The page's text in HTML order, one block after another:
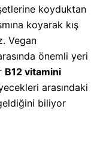
koyduktan
koyarak kış
Vegan
önemli yeri
B12 vitamini
arasındaki
biliyor